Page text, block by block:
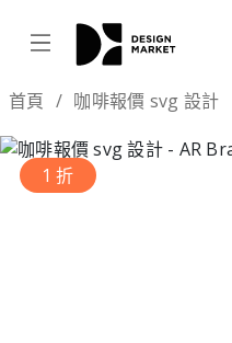
首頁 咖啡報價 svg 設計
1 折